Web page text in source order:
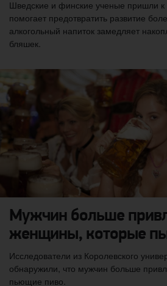
Шведские и финские ученые пришли к
помогает предотвратить развитие
алкогольный напиток замедляет
бляшек.
Мужчин больше
женщины, которые
Исследователи из Королевского
обнаружили, что мужчин больше
пьющие пиво.